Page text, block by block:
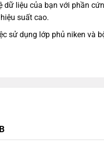
liệu của bạn với phần
suất cao.
sử dụng lớp phủ niken